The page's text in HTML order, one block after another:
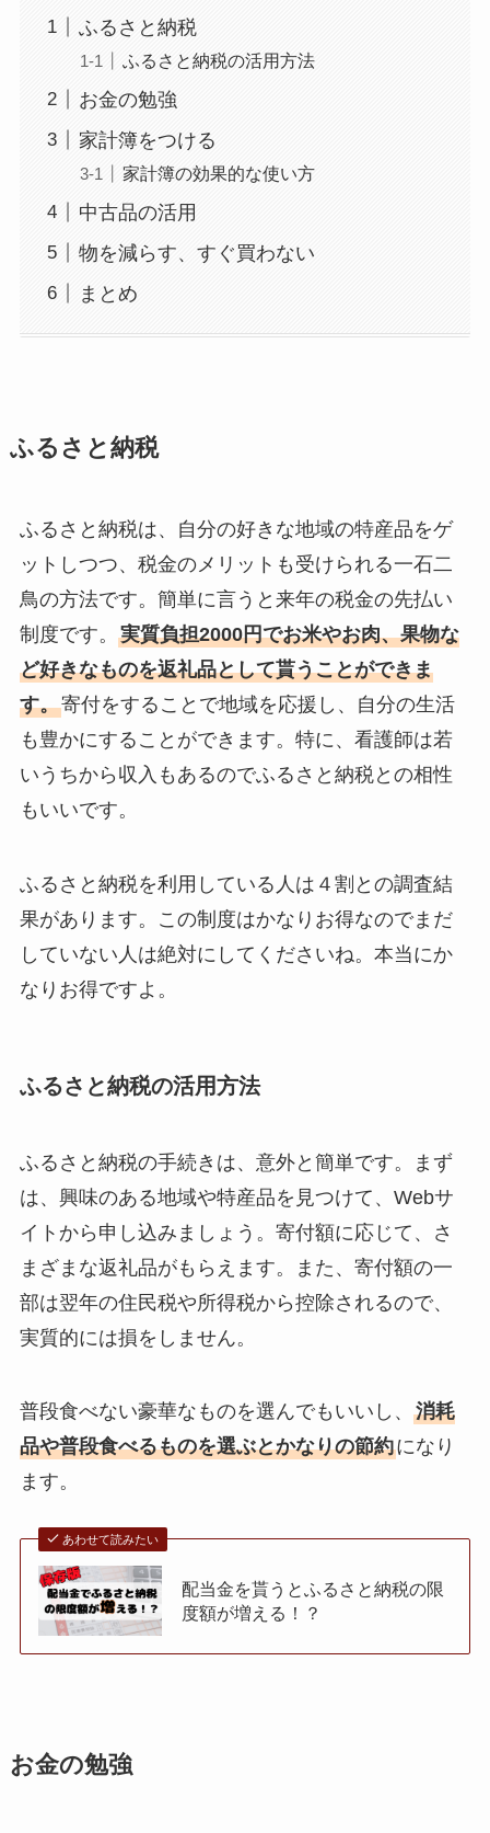
ふるさと納税
ふるさと納税の活用方法
お金の勉強
家計簿をつける
家計簿の効果的な使い方
中古品の活用
物を減らす、すぐ買わない
まとめ
ふるさと納税
ふるさと納税は、自分の好きな地域の特産品をゲ
ットしつつ、税金のメリットも受けられる一石二
鳥の方法です。簡単に言うと来年の税金の先払い
制度です。 実質負担2000円でお米やお肉、果物な
ど好きなものを返礼品として貰うことができま
す。寄付をすることで地域を応援し、自分の生活
も豊かにすることができます。特に、看護師は若
いうちから収入もあるのでふるさと納税との相性
もいいです。
ふるさと納税を利用している人は４割との調査結
果があります。この制度はかなりお得なのでまだ
していない人は絶対にしてくださいね。本当にか
なりお得ですよ。
ふるさと納税の活用方法
ふるさと納税の手続きは、意外と簡単です。まず
は、興味のある地域や特産品を見つけて、Webサ
イトから申し込みましょう。寄付額に応じて、さ
まざまな返礼品がもらえます。また、寄付額の一
部は翌年の住民税や所得税から控除されるので、
実質的には損をしません。
普段食べない豪華なものを選んでもいいし、 消耗
品や普段食べるものを選ぶとかなりの節約になり
ます。
あわせて読みたい
配当金を貰うとふるさと納税の限
度額が増える！？
お金の勉強